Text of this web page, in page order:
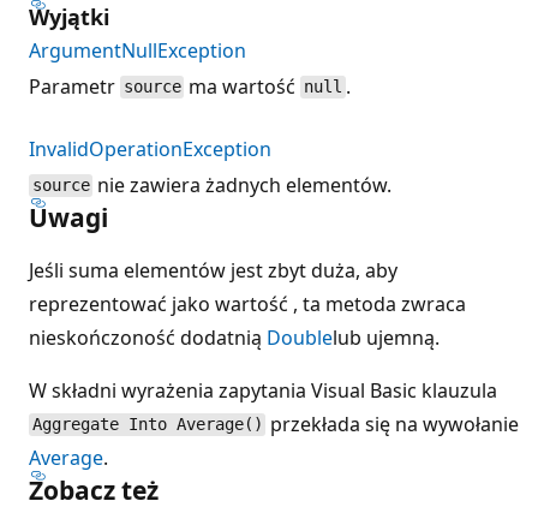
Wyjątki
ArgumentNullException
Parametr source ma wartość null .
InvalidOperationException
source nie zawiera żadnych elementów.
Uwagi
Jeśli suma elementów jest zbyt duża, aby
reprezentować jako wartość , ta metoda zwraca
nieskończoność dodatnią Doublelub ujemną.
W składni wyrażenia zapytania Visual Basic klauzula
Aggregate Into Average() przekłada się na wywołanie
Average.
Zobacz też